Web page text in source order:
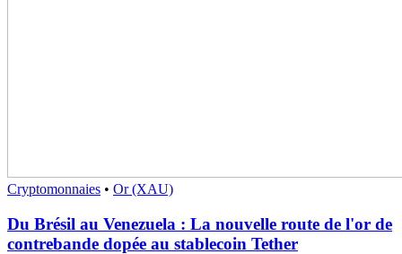
Cryptomonnaies • Or (XAU)
Du Brésil au Venezuela : La nouvelle route de l'or de
contrebande dopée au stablecoin Tether